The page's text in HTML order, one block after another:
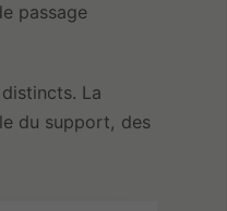
passage
La
du support, des